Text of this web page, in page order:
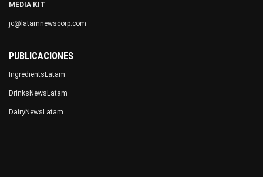
MEDIA KIT
jc@latamnewscorp.com
PUBLICACIONES
IngredientsLatam
DrinksNewsLatam
DairyNewsLatam